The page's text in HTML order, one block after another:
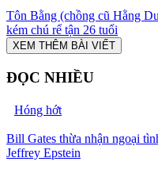
Tôn Bằng (chồng cũ Hằng
kém chú rể tận 26 tuổi
XEM THÊM BÀI VIẾT
ĐỌC NHIỀU
Hóng hớt
Bill Gates thừa nhận ngoại
Jeffrey Epstein